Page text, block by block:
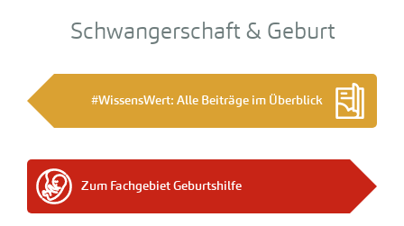
Schwangerschaft & Geburt
#WissensWert: Alle Beiträge im Überblick
Zum Fachgebiet Geburtshilfe